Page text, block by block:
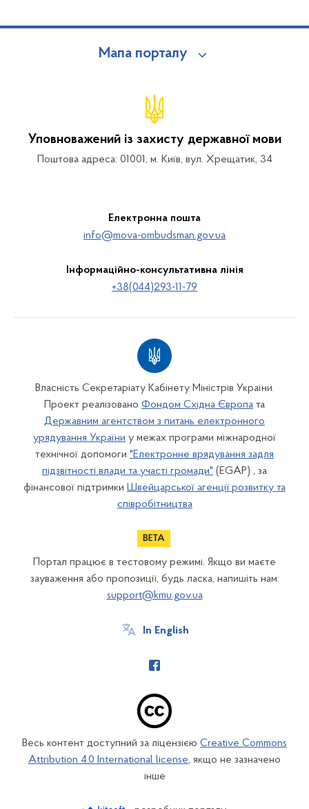
Мапа порталу
Уповноважений із захисту державної мови
Поштова адреса: 01001, м. Київ, вул. Хрещатик, 34
Електронна пошта
info@mova-ombudsman.gov.ua
Інформаційно-консультативна лінія
+38(044)293-11-79
Власність Секретаріату Кабінету Міністрів України.
Проект реалізовано Фондом Східна Європа та
Державним агентством з питань електронного
урядування України у межах програми міжнародної
технічної допомоги "Електронне врядування задля
підзвітності влади та участі громади" (EGAP) , за
фінансової підтримки Швейцарської агенції розвитку та
співробітництва
Портал працює в тестовому режимі. Якщо ви маєте
зауваження або пропозиції, будь ласка, напишіть нам:
support@kmu.gov.ua
In English
Весь контент доступний за ліцензією Creative Commons
Attribution 4.0 International license, якщо не зазначено
інше